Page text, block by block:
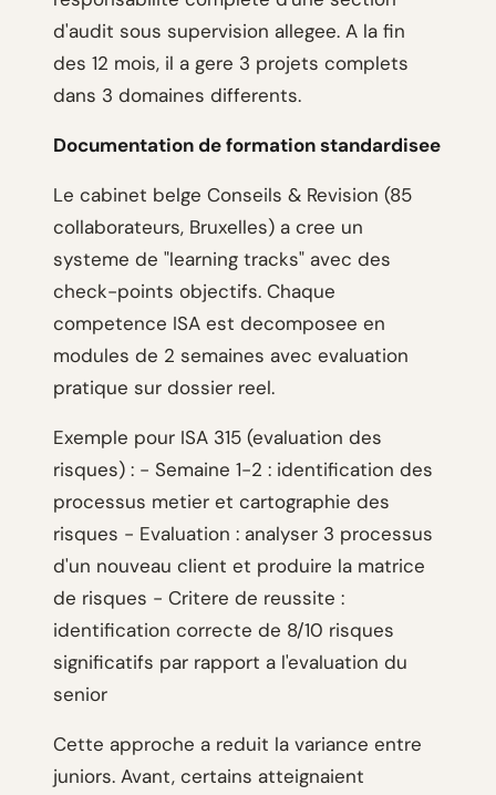
d'audit sous supervision allegee. A la fin
des 12 mois, il a gere 3 projets complets
dans 3 domaines differents.
Documentation de formation standardisee
Le cabinet belge Conseils & Revision (85
collaborateurs, Bruxelles) a cree un
systeme de "learning tracks" avec des
check-points objectifs. Chaque
competence ISA est decomposee en
modules de 2 semaines avec evaluation
pratique sur dossier reel.
Exemple pour ISA 315 (evaluation des
risques) : - Semaine 1-2 : identification des
processus metier et cartographie des
risques - Evaluation : analyser 3 processus
d'un nouveau client et produire la matrice
de risques - Critere de reussite :
identification correcte de 8/10 risques
significatifs par rapport a l'evaluation du
senior
Cette approche a reduit la variance entre
juniors. Avant, certains atteignaient